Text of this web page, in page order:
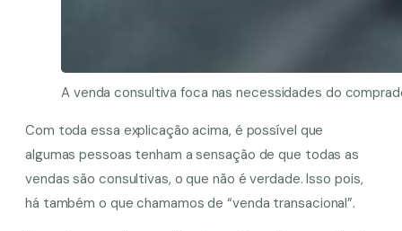
A venda consultiva foca nas necessidades do
Com toda essa explicação acima, é possível que
algumas pessoas tenham a sensação de que todas as
vendas são consultivas, o que não é verdade. Isso pois,
há também o que chamamos de “venda transacional”.